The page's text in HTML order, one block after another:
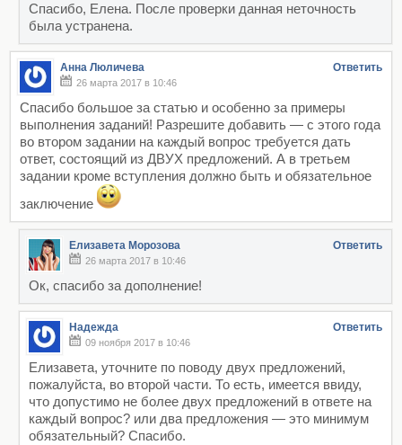
Спасибо, Елена. После проверки данная неточность
была устранена.
Анна Люличева Ответить
26 марта 2017 в 10:46
Спасибо большое за статью и особенно за примеры
выполнения заданий! Разрешите добавить — с этого года
во втором задании на каждый вопрос требуется дать
ответ, состоящий из ДВУХ предложений. А в третьем
задании кроме вступления должно быть и обязательное
заключение
Елизавета Морозова Ответить
26 марта 2017 в 10:46
Ок, спасибо за дополнение!
Надежда Ответить
09 ноября 2017 в 10:46
Елизавета, уточните по поводу двух предложений,
пожалуйста, во второй части. То есть, имеется ввиду,
что допустимо не более двух предложений в ответе на
каждый вопрос? или два предложения — это минимум
обязательный? Спасибо.